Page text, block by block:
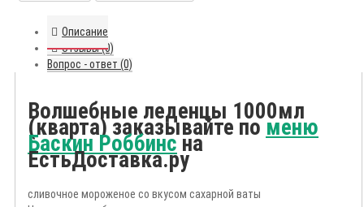
Описание
Отзывы (0)
Вопрос - ответ (0)
Волшебные леденцы 1000мл
(кварта) заказывайте поменю
Баскин Роббинсна
ЕстьДоставка.ру
сливочное мороженое со вкусом сахарной ваты